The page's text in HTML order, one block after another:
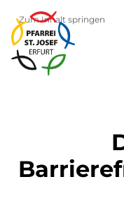
Zum Inhalt springen